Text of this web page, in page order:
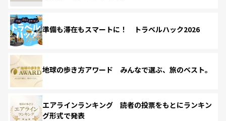
準備も滞在もスマートに！ トラベルハック2026
地球の歩き方アワード みんなで選ぶ、旅のベスト。
エアラインランキング 読者の投票をもとにランキン
グ形式で発表